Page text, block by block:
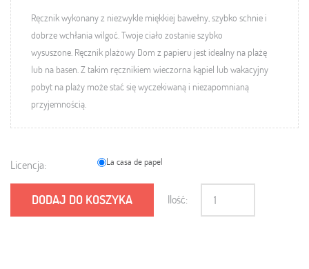
Ręcznikwykonany z niezwykle miękkiej bawełny, szybko schnie i
dobrze wchłania wilgoć.Twoje ciało zostanie szybko
wysuszone. Ręcznik plażowy Dom z papieru jest idealny na plażę
lub na basen.Z takim ręcznikiem wieczorna kąpiel lub wakacyjny
pobyt na plaży może stać się wyczekiwaną i niezapomnianą
przyjemnością.
Licencja: La casa de papel
DODAJ DO KOSZYKA Ilość: